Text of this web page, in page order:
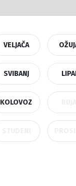
VELJAČA
SVIBANJ
KOLOVOZ